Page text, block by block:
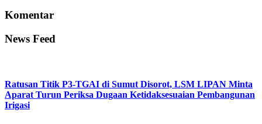
Komentar
News Feed
Ratusan Titik P3-TGAI di Sumut Disorot, LSM LIPAN Minta
Aparat Turun Periksa Dugaan Ketidaksesuaian Pembangunan
Irigasi